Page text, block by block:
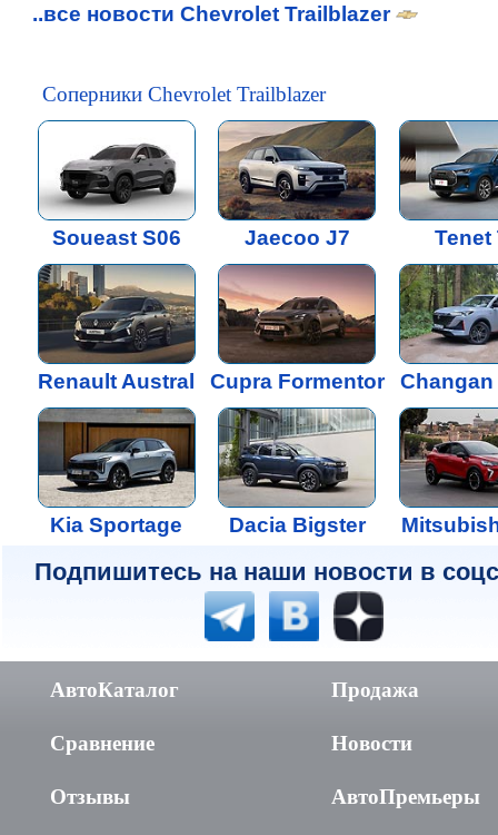
..все новости Chevrolet Trailblazer
Соперники Chevrolet Trailblazer
Soueast S06 Jaecoo J7 Tenet
Renault Austral Cupra Formentor Changan
Kia Sportage Dacia Bigster
Подпишитесь на наши новости в
АвтоКаталог
Сравнение
Отзывы
Продажа
Новости
АвтоПремьеры